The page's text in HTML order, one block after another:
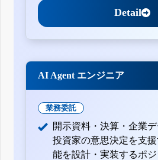
Detail
AI Agent エンジニア
業務委託
開示資料・決算・企業デ
投資家の意思決定を支
能を設計・実装するポジ